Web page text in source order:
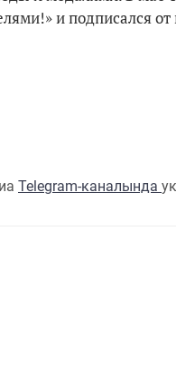
и подписался от
Telegram-каналында